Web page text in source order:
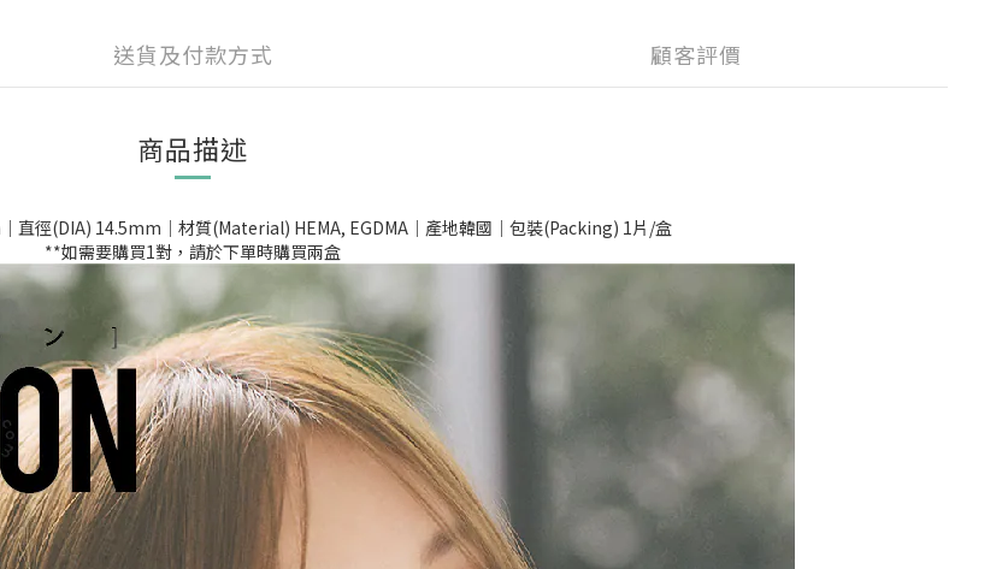
送貨及付款方式 顧客評價
商品描述
直徑(DIA) 14.5mm｜材質(Material) HEMA, EGDMA｜產地韓國｜包裝(Packing) 1片/盒
**如需要購買1對，請於下單時購買兩盒